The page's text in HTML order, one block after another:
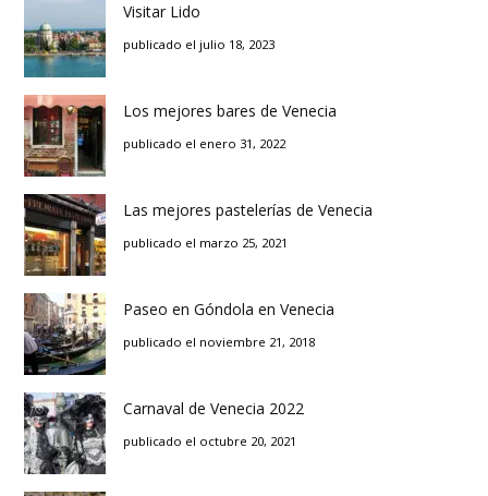
Visitar Lido
publicado el julio 18, 2023
Los mejores bares de Venecia
publicado el enero 31, 2022
Las mejores pastelerías de Venecia
publicado el marzo 25, 2021
Paseo en Góndola en Venecia
publicado el noviembre 21, 2018
Carnaval de Venecia 2022
publicado el octubre 20, 2021